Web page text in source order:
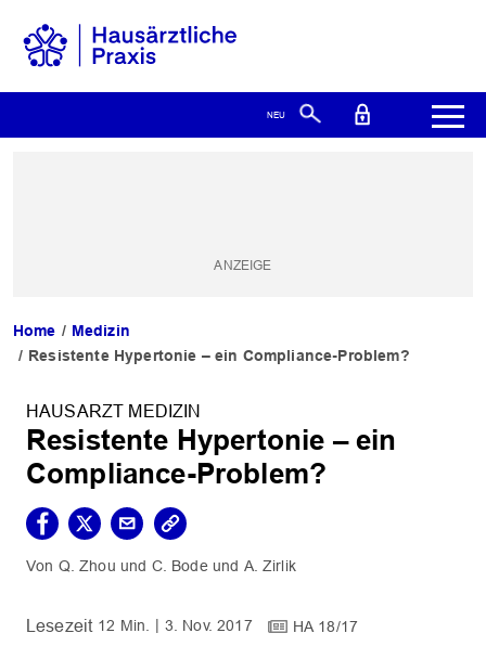
Home
Medizin
Resistente Hypertonie – ein Compliance-Problem?
HAUSARZT MEDIZIN
Resistente Hypertonie – ein
Compliance-Problem?
Q. Zhou C. Bode A. Zirlik
12 Min. 3. Nov. 2017 HA 18/17